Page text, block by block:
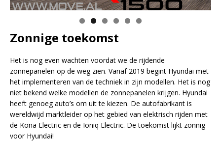
Zonnige toekomst
Het is nog even wachten voordat we de rijdende
zonnepanelen op de weg zien. Vanaf 2019 begint Hyundai met
het implementeren van de techniek in zijn modellen. Het is nog
niet bekend welke modellen de zonnepanelen krijgen. Hyundai
heeft genoeg auto’s om uit te kiezen. De autofabrikant is
wereldwijd marktleider op het gebied van elektrisch rijden met
de Kona Electric en de Ioniq Electric. De toekomst lijkt zonnig
voor Hyundai!